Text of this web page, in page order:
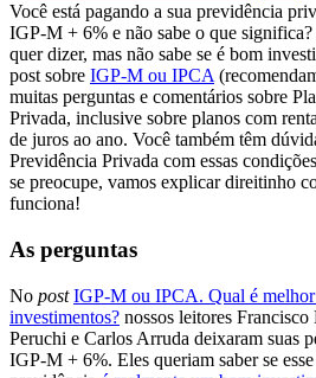
Você está pagando a sua previdência
IGP-M + 6% e não sabe o que significa?
quer dizer, mas não sabe se é bom
post sobre IGP-M ou IPCA
muitas perguntas e comentários sobre
Privada, inclusive sobre planos com
de juros ao ano. Você também têm
Previdência Privada com essas
se preocupe, vamos explicar direitinho
funciona!
As perguntas
No post IGP-M ou IPCA. Qual é melhor
investimentos? nossos leitores
Peruchi e Carlos Arruda deixaram suas
IGP-M + 6%. Eles queriam saber se